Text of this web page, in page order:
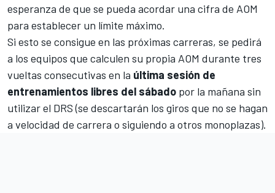
esperanza de que se pueda acordar una cifra de AOM
para establecer un límite máximo.
Si esto se consigue en las próximas carreras, se pedirá
a los equipos que calculen su propia AOM durante tres
vueltas consecutivas en la última sesión de
entrenamientos libres del sábado por la mañana sin
utilizar el DRS (se descartarán los giros que no se hagan
a velocidad de carrera o siguiendo a otros monoplazas).